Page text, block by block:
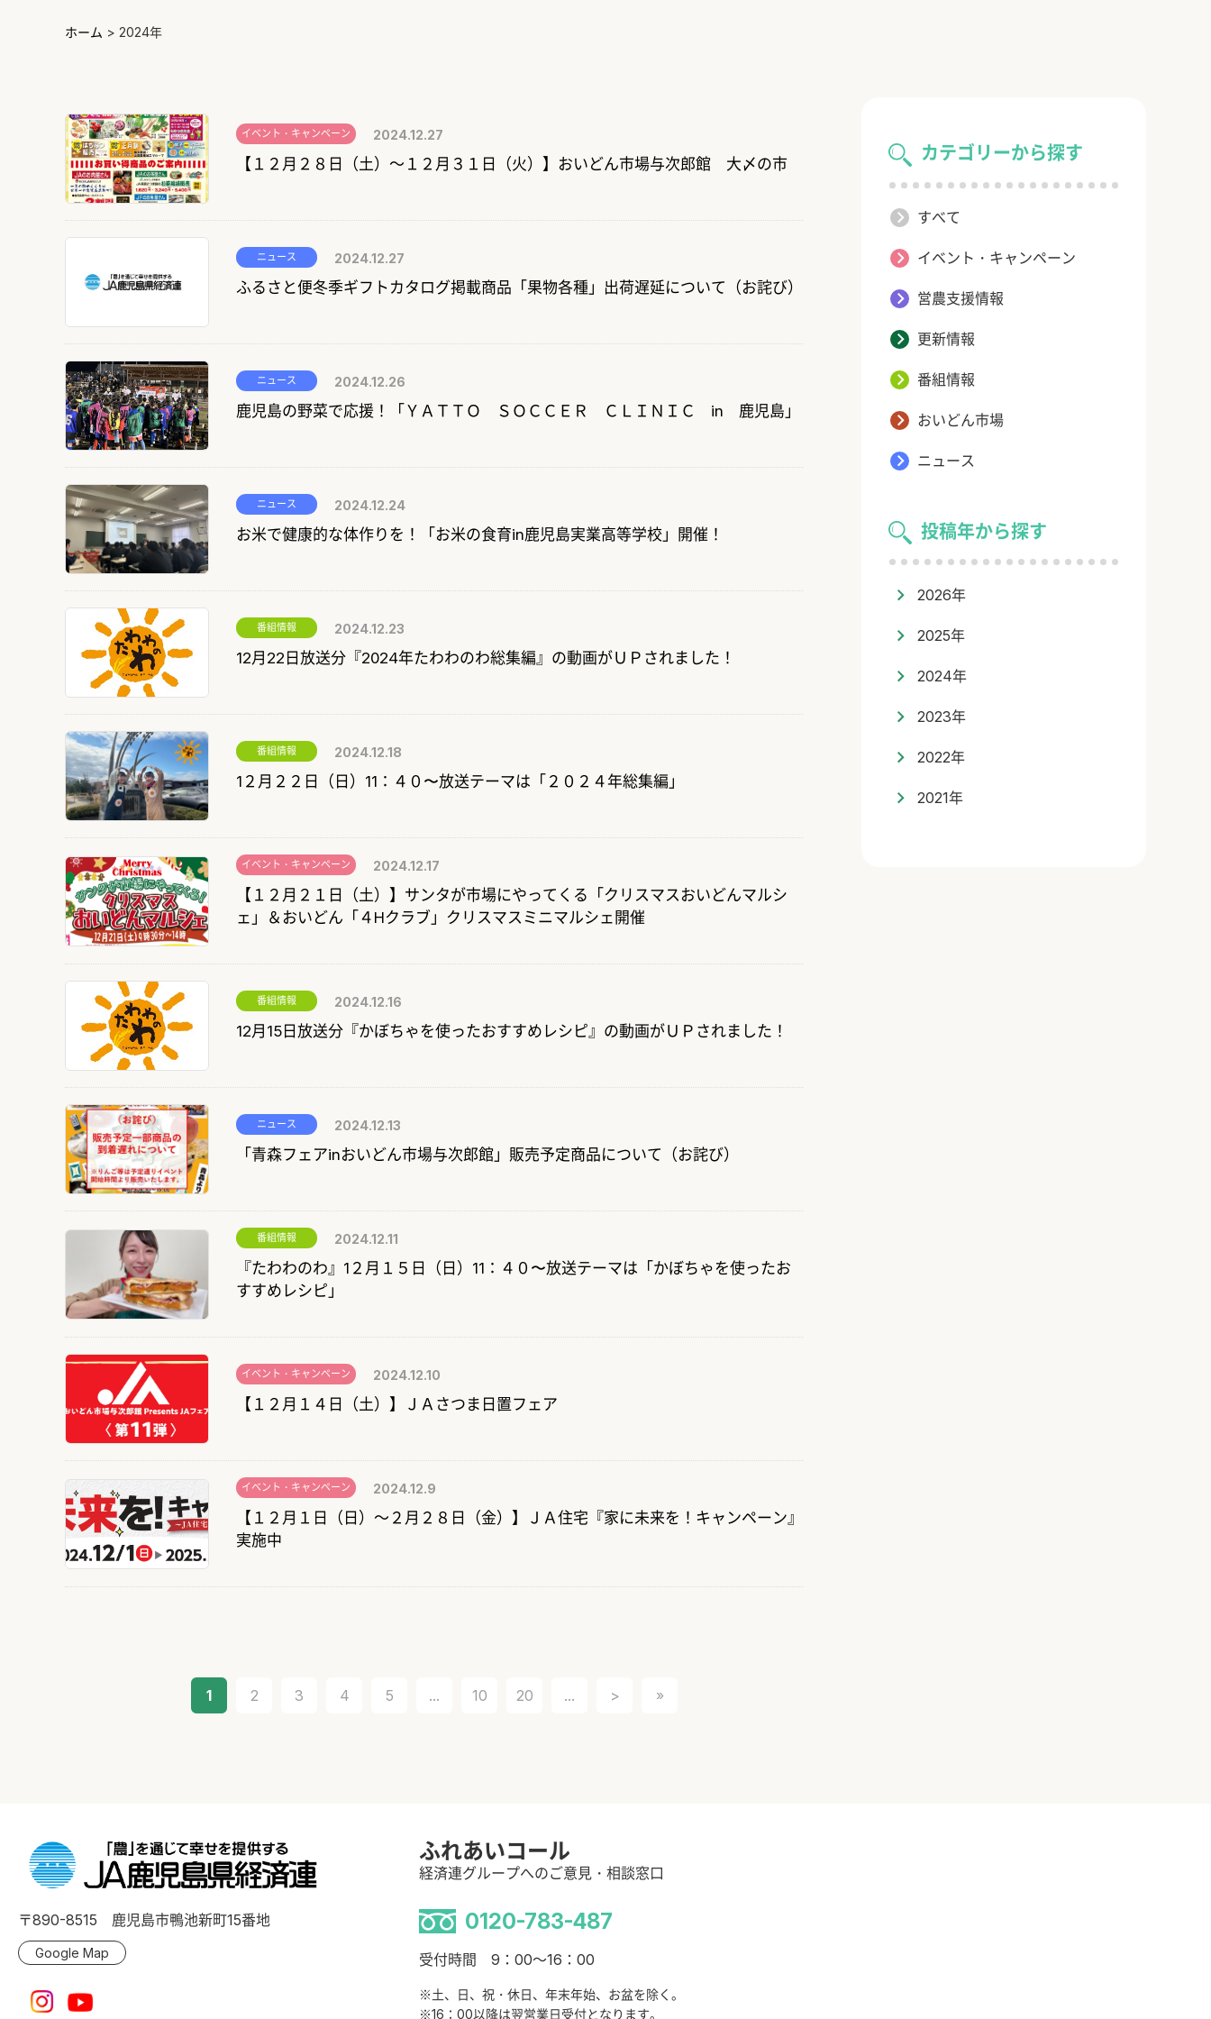
ホーム > 2024年
カテゴリーから探す
すべて
イベント・キャンペーン
営農支援情報
更新情報
番組情報
おいどん市場
ニュース
投稿年から探す
2026年
2025年
2024年
2023年
2022年
2021年
イベント・キャンペーン 2024.12.27
【１２月２８日（土）～１２月３１日（火）】おいどん市場与次郎館 大〆の市
ニュース 2024.12.27
ふるさと便冬季ギフトカタログ掲載商品「果物各種」出荷遅延について（お詫び）
ニュース 2024.12.26
鹿児島の野菜で応援！「ＹＡＴＴＯ ＳＯＣＣＥＲ ＣＬＩＮＩＣ in 鹿児島」
ニュース 2024.12.24
お米で健康的な体作りを！「お米の食育in鹿児島実業高等学校」開催！
番組情報 2024.12.23
12月22日放送分『2024年たわわのわ総集編』の動画がＵＰされました！
番組情報 2024.12.18
1２月２２日（日）11：４０〜放送テーマは「２０２４年総集編」
イベント・キャンペーン 2024.12.17
【１２月２１日（土）】サンタが市場にやってくる「クリスマスおいどんマルシ
ェ」＆おいどん「４Hクラブ」クリスマスミニマルシェ開催
番組情報 2024.12.16
12月15日放送分『かぼちゃを使ったおすすめレシピ』の動画がＵＰされました！
ニュース 2024.12.13
「青森フェアinおいどん市場与次郎館」販売予定商品について（お詫び）
番組情報 2024.12.11
『たわわのわ』1２月１５日（日）11：４０〜放送テーマは「かぼちゃを使ったお
すすめレシピ」
イベント・キャンペーン 2024.12.10
【１２月１４日（土）】ＪＡさつま日置フェア
イベント・キャンペーン 2024.12.9
【１２月１日（日）～２月２８日（金）】ＪＡ住宅『家に未来を！キャンペーン』
実施中
1 2 3 4 5 ... 10 20 ... > »
〒890-8515 鹿児島市鴨池新町15番地
Google Map
ふれあいコール
経済連グループへのご意見・相談窓口
0120-783-487
受付時間 9：00～16：00
※土、日、祝・休日、年末年始、お盆を除く。
※16：00以降は翌営業日受付となります。